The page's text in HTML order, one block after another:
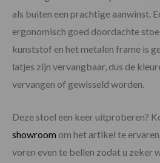
als buiten een prachtige aanwinst.
ergonomisch goed doordachte
kunststof en het metalen frame is
latjes zijn vervangbaar, dus de
vervangen of gewisseld worden.
Deze stoel een keer uitproberen?
showroom om het artikel te
voren even te bellen zodat u zeker